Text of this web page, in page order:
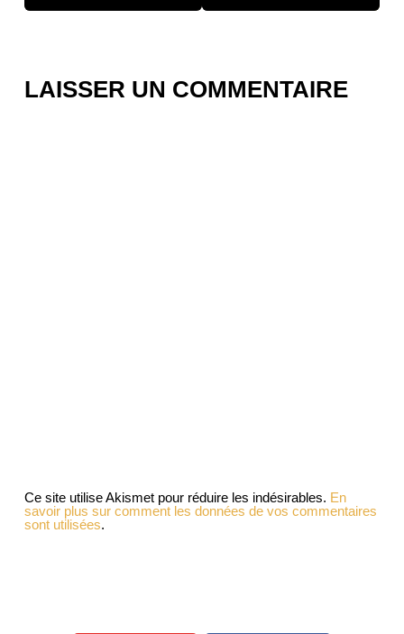
LAISSER UN COMMENTAIRE
Ce site utilise Akismet pour réduire les indésirables. En
savoir plus sur comment les données de vos commentaires
sont utilisées.